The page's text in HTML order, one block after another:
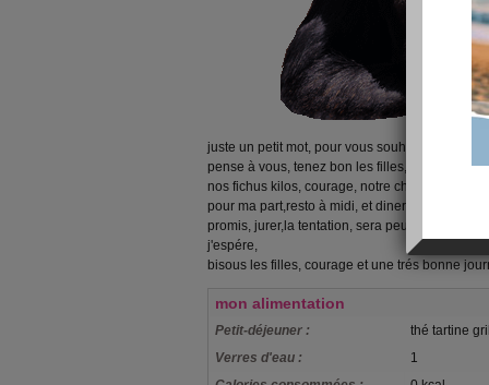
juste un petit mot, pour vous souhaitez, une
pense à vous, tenez bon les filles, on est sur
nos fichus kilos, courage, notre chasse est
pour ma part,resto à midi, et diner entre amis
promis, jurer,la tentation, sera peut être là,
j'espére,
bisous les filles, courage et une trés bonne
mon alimentation
Petit-déjeuner :
thé tartine
Verres d'eau :
1